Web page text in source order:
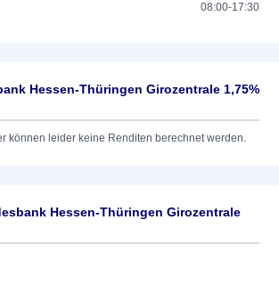
08:00-17:30
Hessen-Thüringen Girozentrale 1,75%
können leider keine Renditen berechnet werden.
Hessen-Thüringen Girozentrale